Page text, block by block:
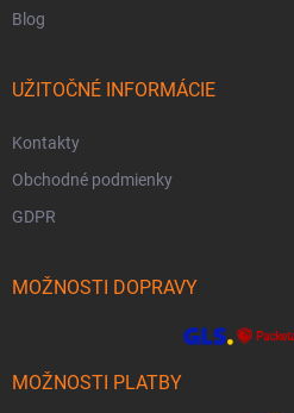
Blog
UŽITOČNÉ INFORMÁCIE
Kontakty
Obchodné podmienky
GDPR
MOŽNOSTI DOPRAVY
MOŽNOSTI PLATBY